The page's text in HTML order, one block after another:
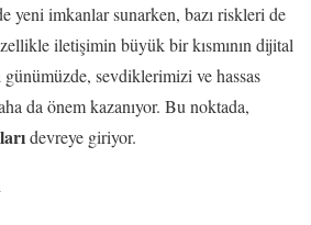
yeni imkanlar sunarken, bazı riskleri de
iletişimin büyük bir kısmının dijital
sevdiklerimizi ve hassas
da önem kazanıyor. Bu noktada,
devreye giriyor.